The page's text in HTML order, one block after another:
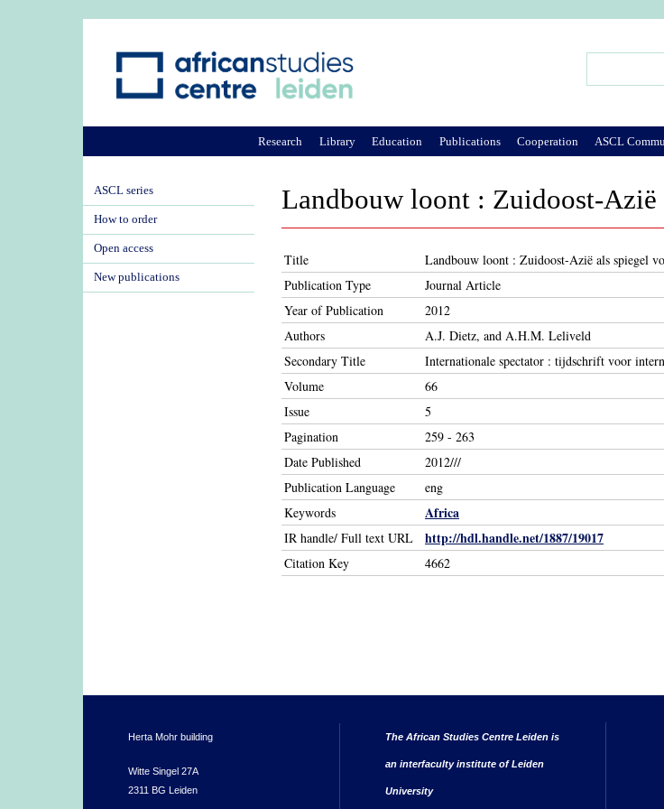
Landbouw loont : Zuidoost-
Title
Landbouw loont : Zuidoost-Azië als spiegel
Publication Type
Journal Article
Year of Publication
2012
Authors
A.J. Dietz, and A.H.M. Leliveld
Secondary Title
Internationale spectator : tijdschrift voor
Volume
66
Issue
5
Pagination
259 - 263
Date Published
2012///
Publication Language
eng
Keywords
Africa
IR handle/ Full text URL http://hdl.handle.net/1887/19017
Citation Key 4662
Research Library Education Publications Cooperation ASCL
ASCL series
How to order
Open access
New publications
Herta Mohr building
Witte Singel 27A
2311 BG Leiden
The African Studies Centre Leiden is
an interfaculty institute of Leiden
University